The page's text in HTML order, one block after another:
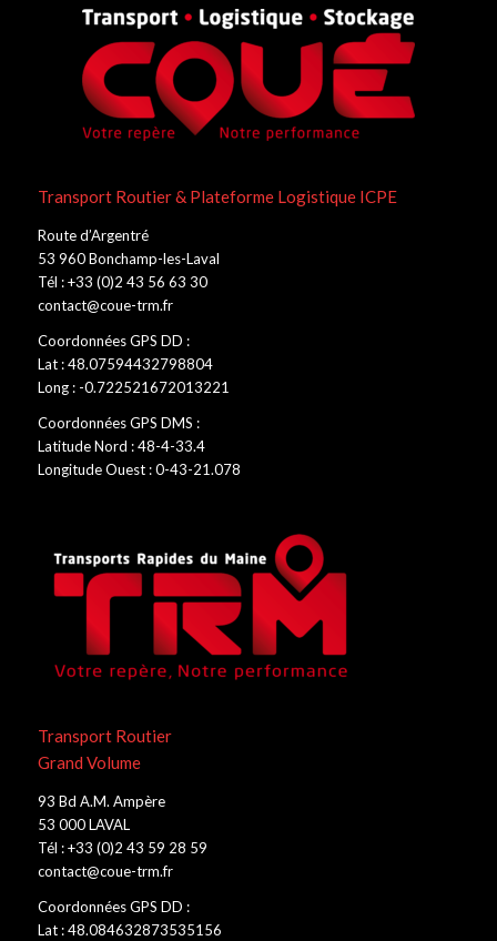
Transport Routier & Plateforme Logistique ICPE
Route d’Argentré
53 960 Bonchamp-les-Laval
Tél : +33 (0)2 43 56 63 30
contact@coue-trm.fr
Coordonnées GPS DD :
Lat : 48.07594432798804
Long : -0.722521672013221
Coordonnées GPS DMS :
Latitude Nord : 48-4-33.4
Longitude Ouest : 0-43-21.078
Transport Routier
Grand Volume
93 Bd A.M. Ampère
53 000 LAVAL
Tél : +33 (0)2 43 59 28 59
contact@coue-trm.fr
Coordonnées GPS DD :
Lat : 48.084632873535156